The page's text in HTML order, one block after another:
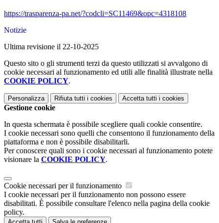
https://trasparenza-pa.net/?codcli=SC11469&opc=4318108
Notizie
Ultima revisione il 22-10-2025
Questo sito o gli strumenti terzi da questo utilizzati si avvalgono di
cookie necessari al funzionamento ed utili alle finalità illustrate nella
COOKIE POLICY.
Personalizza Rifiuta tutti i cookies Accetta tutti i cookies
Gestione cookie
In questa schermata è possibile scegliere quali cookie consentire.
I cookie necessari sono quelli che consentono il funzionamento della
piattaforma e non è possibile disabilitarli.
Per conoscere quali sono i cookie necessari al funzionamento potete
visionare la COOKIE POLICY.
Cookie necessari per il funzionamento
I cookie necessari per il funzionamento non possono essere
disabilitati. È possibile consultare l'elenco nella pagina della cookie
policy.